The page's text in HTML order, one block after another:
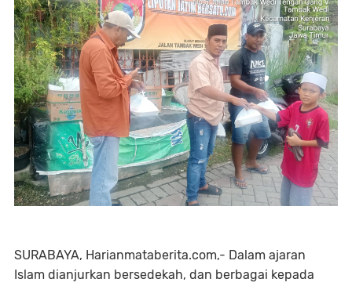
SURABAYA, Harianmataberita.com,- Dalam ajaran
Islam dianjurkan bersedekah, dan berbagai kepada